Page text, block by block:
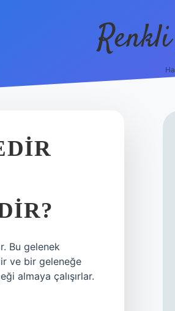
Bu gelenek
ve bir geleneğe
almaya çalışırlar.